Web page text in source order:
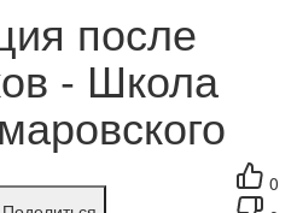
после
- Школа
0